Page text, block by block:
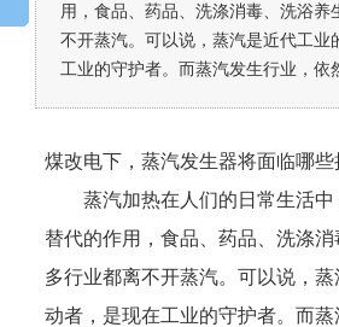
用，食品、药品、洗涤消毒、洗浴养
不开蒸汽。可以说，蒸汽是近代工业
工业的守护者。而蒸汽发生行业，依
煤改电下，蒸汽发生器将面临哪些
蒸汽加热在人们的日常生活
替代的作用，食品、药品、洗涤
多行业都离不开蒸汽。可以说，
动者，是现在工业的守护者。而